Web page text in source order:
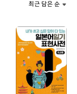
최근 담은 순